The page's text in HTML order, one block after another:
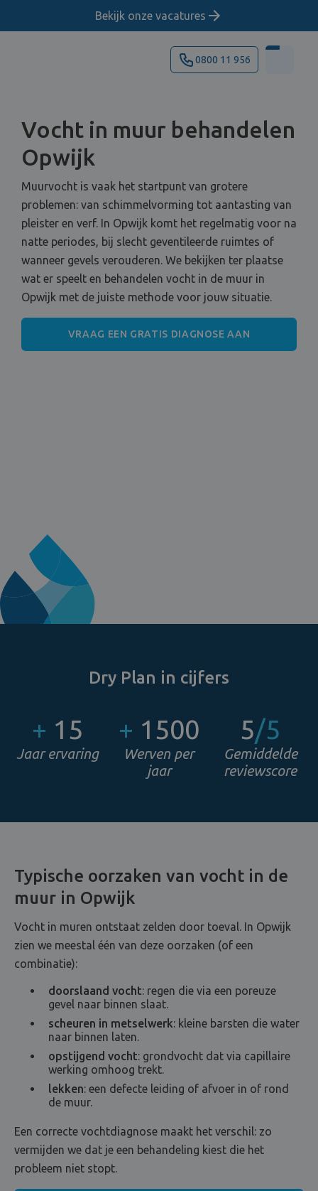
Bekijk onze vacatures
0800 11 956
Vocht in muur behandelen
Opwijk
Muurvocht is vaak het startpunt van grotere
problemen: van schimmelvorming tot aantasting van
pleister en verf. In Opwijk komt het regelmatig voor na
natte periodes, bij slecht geventileerde ruimtes of
wanneer gevels verouderen. We bekijken ter plaatse
wat er speelt en behandelen vocht in de muur in
Opwijk met de juiste methode voor jouw situatie.
VRAAG EEN GRATIS DIAGNOSE AAN
Dry Plan in cijfers
+ 15
Jaar ervaring
+ 1500
Werven per
jaar
5/5
Gemiddelde
reviewscore
Typische oorzaken van vocht in de
muur in Opwijk
Vocht in muren ontstaat zelden door toeval. In Opwijk
zien we meestal één van deze oorzaken (of een
combinatie):
doorslaand vocht: regen die via een poreuze
gevel naar binnen slaat.
scheuren in metselwerk: kleine barsten die water
naar binnen laten.
opstijgend vocht: grondvocht dat via capillaire
werking omhoog trekt.
lekken: een defecte leiding of afvoer in of rond
de muur.
Een correcte vochtdiagnose maakt het verschil: zo
vermijden we dat je een behandeling kiest die het
probleem niet stopt.